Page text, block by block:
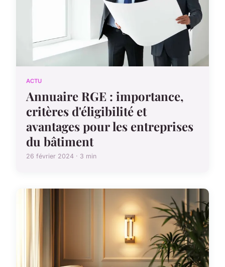
ACTU
Annuaire RGE : importance,
critères d'éligibilité et
avantages pour les entreprises
du bâtiment
26 février 2024 · 3 min